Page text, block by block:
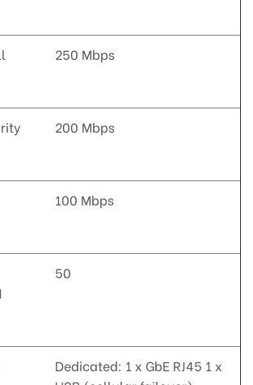
250 Mbps
200 Mbps
100 Mbps
50
Dedicated: 1 x GbE RJ45 1 x